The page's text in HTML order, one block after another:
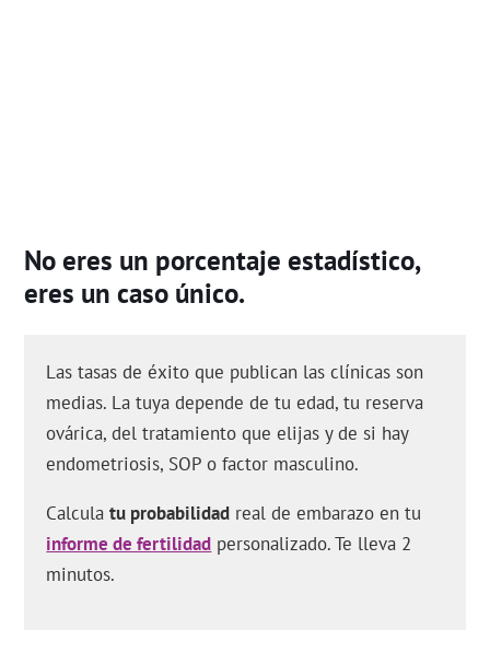
No eres un porcentaje estadístico,
eres un caso único.
Las tasas de éxito que publican las clínicas son
medias. La tuya depende de tu edad, tu reserva
ovárica, del tratamiento que elijas y de si hay
endometriosis, SOP o factor masculino.
Calculatu probabilidad real de embarazo en tu
informe de fertilidad personalizado. Te lleva 2
minutos.